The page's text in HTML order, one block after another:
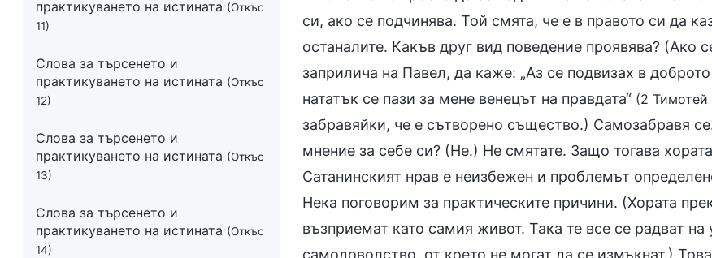
практикуването на истината (Откъс
11)
Слова за търсенето и
практикуването на истината (Откъс
12)
Слова за търсенето и
практикуването на истината (Откъс
13)
Слова за търсенето и
практикуването на истината (Откъс
14)
си, ако се подчинява. Той смята, че е в правото си да
останалите. Какъв друг вид поведение проявява?
заприлича на Павел, да каже: „Аз се подвизах в
нататък се пази за мене венецът на правдата“ (2 Тимотей
забравяйки, че е сътворено същество.) Самозабравя
мнение за себе си? (Не.) Не смятате. Защо тогава
Сатанинският нрав е неизбежен и проблемът
Нека поговорим за практическите причини. (Хората
възприемат като самия живот. Така те все се радват
самодоволство, от което не могат да се измъкнат.)